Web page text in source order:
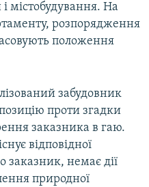
містобудування. На
розпорядження
положення
забудовник
проти згадки
заказника в гаю.
відповідної
заказник, немає дії
природної